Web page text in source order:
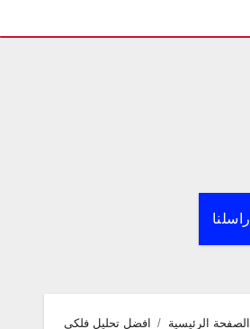
راسلنا
الصفحة الرئيسية افضل تحليل فلكي